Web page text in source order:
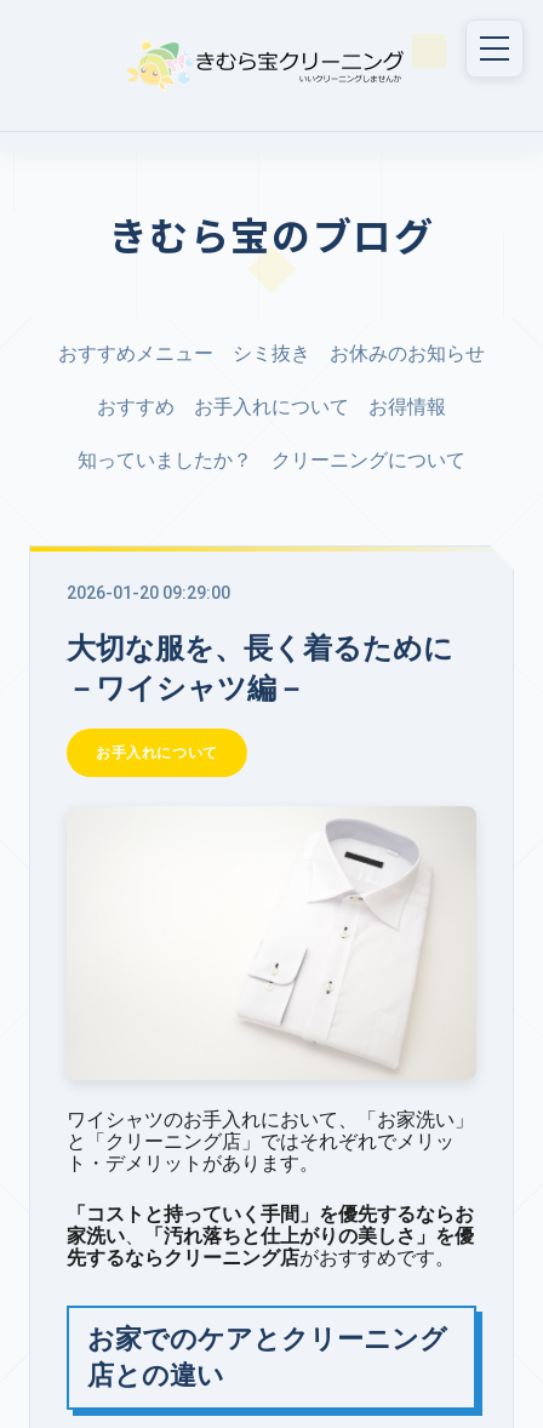
きむら宝のブログ
おすすめメニュー シミ抜き お休みのお知らせ
おすすめ お手入れについて お得情報
知っていましたか？ クリーニングについて
2026-01-20 09:29:00
大切な服を、長く着るために
－ワイシャツ編－
お手入れについて
ワイシャツのお手入れにおいて、「お家洗い」
と「クリーニング店」ではそれぞれでメリッ
ト・デメリットがあります。
「コストと持っていく手間」を優先するならお
家洗い
「汚れ落ちと仕上がりの美しさ」を優
先するならクリーニング店がおすすめです。
お家でのケアとクリーニング
店との違い